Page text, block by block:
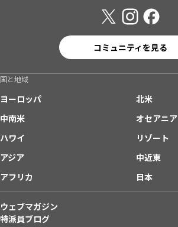
コミュニティを見る
国と地域
ヨーロッパ
北米
中南米
オセアニア
ハワイ
リゾート
アジア
中近東
アフリカ
日本
ウェブマガジン
特派員ブログ